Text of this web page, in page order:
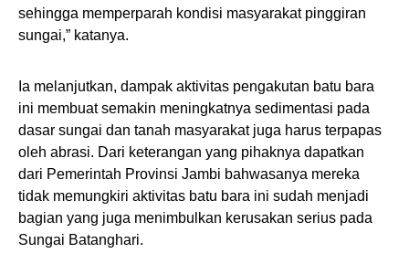
sehingga memperparah kondisi masyarakat pinggiran
sungai,” katanya.
Ia melanjutkan, dampak aktivitas pengakutan batu bara
ini membuat semakin meningkatnya sedimentasi pada
dasar sungai dan tanah masyarakat juga harus terpapas
oleh abrasi. Dari keterangan yang pihaknya dapatkan
dari Pemerintah Provinsi Jambi bahwasanya mereka
tidak memungkiri aktivitas batu bara ini sudah menjadi
bagian yang juga menimbulkan kerusakan serius pada
Sungai Batanghari.